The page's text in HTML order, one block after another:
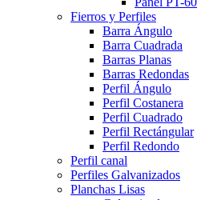
Fierros y Perfiles
Barra Ángulo
Barra Cuadrada
Barras Planas
Barras Redondas
Perfil Ángulo
Perfil Costanera
Perfil Cuadrado
Perfil Rectángular
Perfil Redondo
Perfil canal
Perfiles Galvanizados
Planchas Lisas